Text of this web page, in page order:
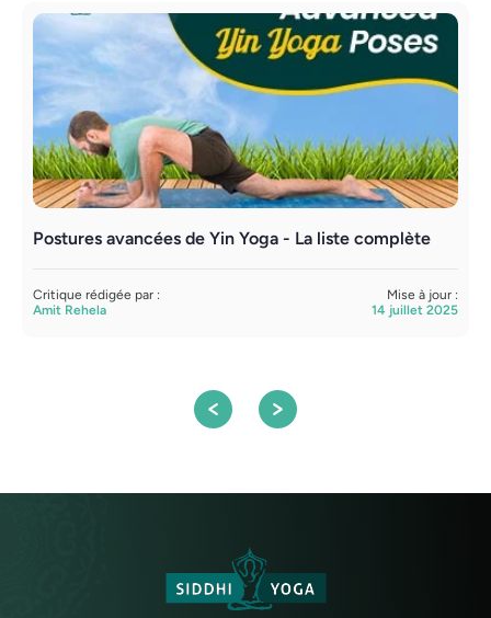
Postures avancées de Yin Yoga - La liste complète
Critique rédigée par :
Amit Rehela
Mise à jour :
14 juillet 2025